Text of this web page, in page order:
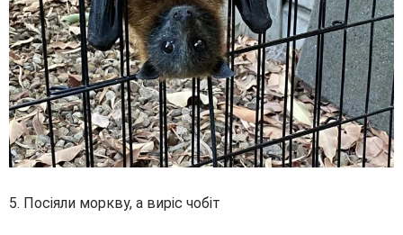
5. Посіяли моркву, а виріс чобіт